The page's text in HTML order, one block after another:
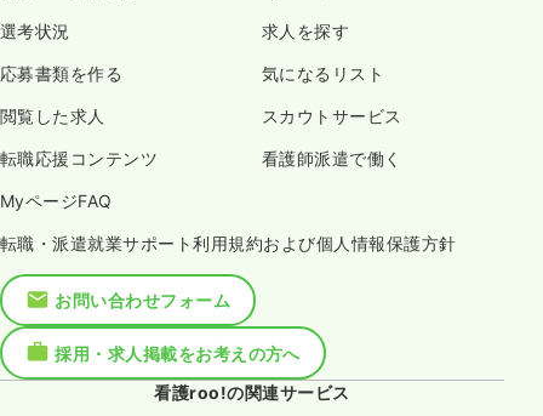
選考状況 求人を探す
応募書類を作る 気になるリスト
閲覧した求人 スカウトサービス
転職応援コンテンツ 看護師派遣で働く
MyページFAQ
転職・派遣就業サポート利用規約および個人情報保護方針
お問い合わせフォーム
採用・求人掲載をお考えの方へ
看護roo!の関連サービス